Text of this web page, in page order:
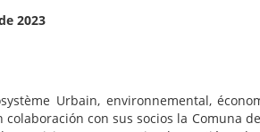
2023
Urbain, environnemental,
colaboración con sus socios la Comuna